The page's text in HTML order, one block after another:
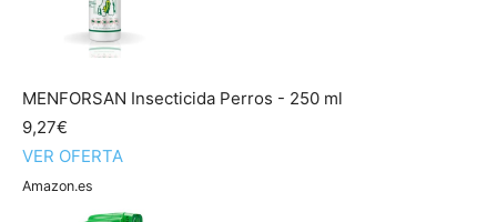
MENFORSAN Insecticida Perros - 250 ml
9,27€
VER OFERTA
Amazon.es